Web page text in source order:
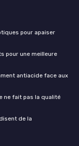
pour apaiser
pour une meilleure
antiacide face aux
ne fait pas la qualité
de la